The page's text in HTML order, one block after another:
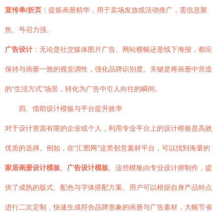
宣传单/折页 ：提炼画册精华，用于卖场发放或活动推广，需信息聚
焦、号召力强。
广告设计 ：无论是社交媒体图片广告、网站横幅还是线下海报，都应
保持与画册一致的视觉调性，强化品牌识别度。关键是将画册中营造
的“生活方式”场景，转化为广告中引人向往的瞬间。
四、借助设计模板与平台提升效率
对于设计资源有限的企业或个人，利用专业平台上的设计模板是高效
优质的选择。例如，在“汇图网”这类创意素材平台，可以找到海量的
家居画册设计模板 广告设计模板。这些模板由专业设计师制作，提
供了成熟的版式、配色与字体搭配方案。用户可以根据自身产品特点
进行二次定制，快速生成符合品牌形象的画册与广告素材，大幅节省